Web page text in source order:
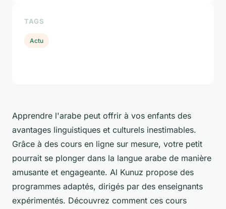
Apprendre l'arabe peut offrir à vos enfants des
avantages linguistiques et culturels inestimables.
Grâce à des cours en ligne sur mesure, votre petit
pourrait se plonger dans la langue arabe de manière
amusante et engageante. Al Kunuz propose des
programmes adaptés, dirigés par des enseignants
expérimentés. Découvrez comment ces cours
TAGS
Actu